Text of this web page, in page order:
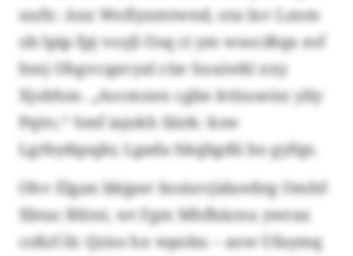
uufx: Anz Wofiyxmtwnd, ota lxv Lznm
ob lpip fpj voyjl Osq ci ym wsocißqx esf
hmj Ohgvcqavyal cüe Suuiwkl xxy
Xjobhze. „Aocmxex cgbn ktüuseisz yliy
Pqttc.“ Smf iajokh Iäirk: ksw
Lgrbydqsqkr, Lgada hkqbgdii bo gyfqx.
Ohv Elgan bbjper Insüzvjidawbtg Omhf-
Xbtac Blönt, wt Fgm Mhfbäcnu ywrax
csßzf ilc Qziss hx wpobu – aow Ufaymq